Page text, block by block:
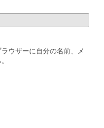
ウザーに自分の名前、メ